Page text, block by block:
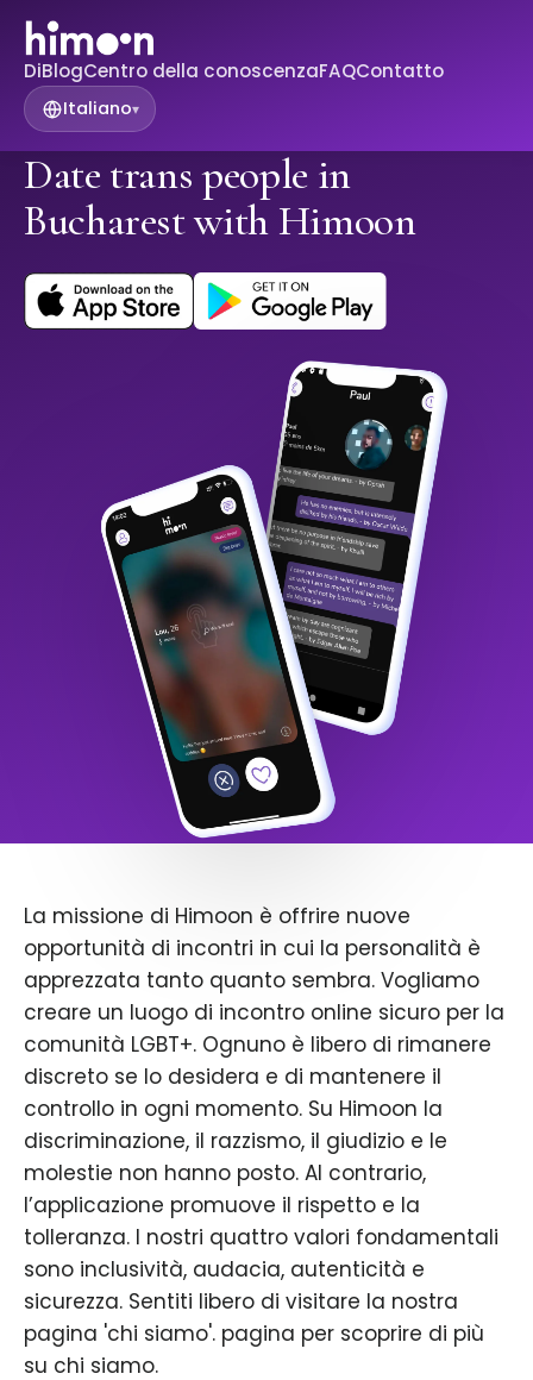
DiBlogCentro della conoscenzaFAQContatto
Italiano▾
Date trans people in
Bucharest with Himoon
La missione di Himoon è offrire nuove
opportunità di incontri in cui la personalità è
apprezzata tanto quanto sembra. Vogliamo
creare un luogo di incontro online sicuro per la
comunità LGBT+. Ognuno è libero di rimanere
discreto se lo desidera e di mantenere il
controllo in ogni momento. Su Himoon la
discriminazione, il razzismo, il giudizio e le
molestie non hanno posto. Al contrario,
l’applicazione promuove il rispetto e la
tolleranza. I nostri quattro valori fondamentali
sono inclusività, audacia, autenticità e
sicurezza. Sentiti libero di visitare la nostra
pagina 'chi siamo'. pagina per scoprire di più
su chi siamo.